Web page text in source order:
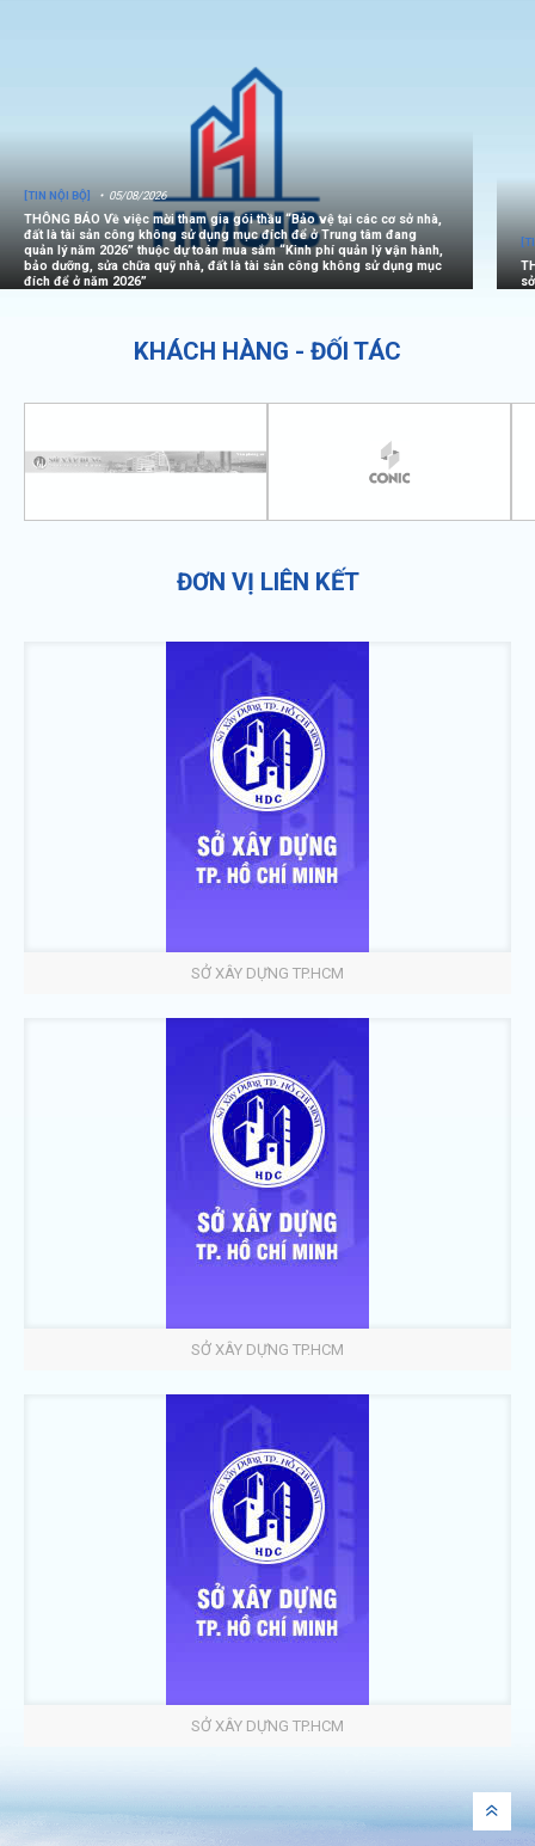
[TIN NỘI BỘ] 05/08/2026
THÔNG BÁO Về việc mời tham gia gói thầu “Bảo vệ tại các cơ sở nhà,
đất là tài sản công không sử dụng mục đích để ở Trung tâm đang
quản lý năm 2026” thuộc dự toán mua sắm “Kinh phí quản lý vận hành,
bảo dưỡng, sửa chữa quỹ nhà, đất là tài sản công không sử dụng mục
đích để ở năm 2026”
KHÁCH HÀNG - ĐỐI TÁC
ĐƠN VỊ LIÊN KẾT
SỞ XÂY DỰNG TP.HCM
SỞ XÂY DỰNG TP.HCM
SỞ XÂY DỰNG TP.HCM